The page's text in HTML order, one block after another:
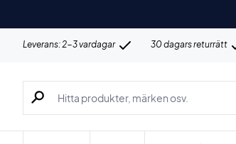
Leverans: 2-3 vardagar 30 dagars returrätt
Sök efter produkter, märken osv.